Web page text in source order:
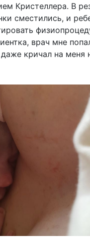
Кристеллера. В
сместились, и
врач мне
кричал на меня